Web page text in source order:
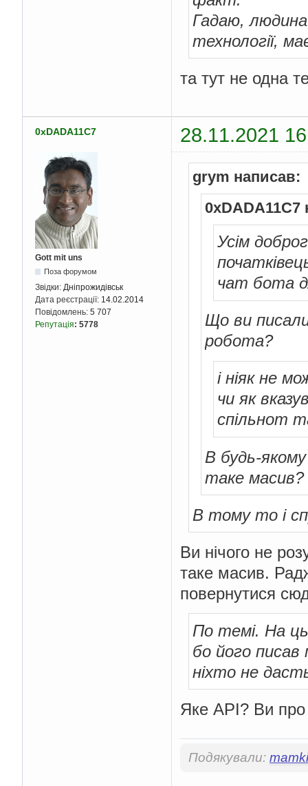
Гадаю,
технології,
та тут не одна
0xDADA11C7 28.11.2021
Gott mit uns
Поза форумом
Звідки: Дніпрожидівськ
Дата реєстрації: 14.02.2014
Повідомлень: 5 707
Репутація: 5778
grym написав:
0xDADA11C7
Усім
чат бота
Що ви
робота?
і ніяк не
чи як
спільнот
В будь-
таке масив?
В тому то і
Ви нічого не
таке масив.
повернутися
По темі. На
бо його
ніхто не
Яке API? Ви
Подякували: